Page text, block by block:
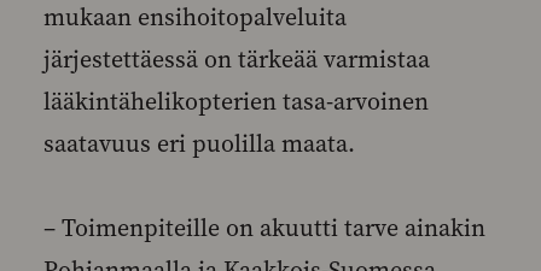
mukaan ensihoitopalveluita
järjestettäessä on tärkeää varmistaa
lääkintähelikopterien tasa-arvoinen
saatavuus eri puolilla maata.
– Toimenpiteille on akuutti tarve ainakin